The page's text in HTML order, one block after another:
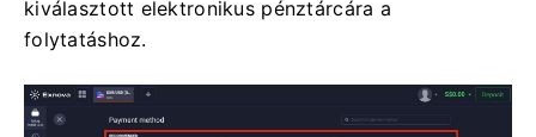
kiválasztott elektronikus pénztárcára a
folytatáshoz.